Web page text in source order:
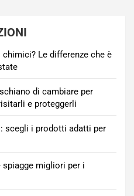
Le differenze che è
di cambiare per
e proteggerli
scegli i prodotti adatti per
spiagge migliori per i